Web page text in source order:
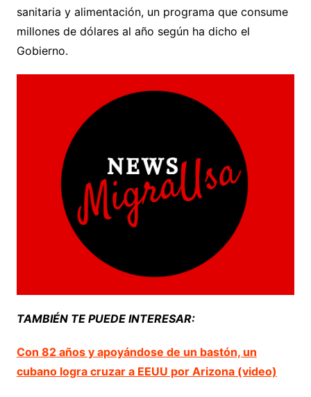
sanitaria y alimentación, un programa que consume
millones de dólares al año según ha dicho el
Gobierno.
TAMBIÉN TE PUEDE INTERESAR:
Con 82 años y apoyándose de un bastón, un
cubano logra cruzar a EEUU por Arizona (video)